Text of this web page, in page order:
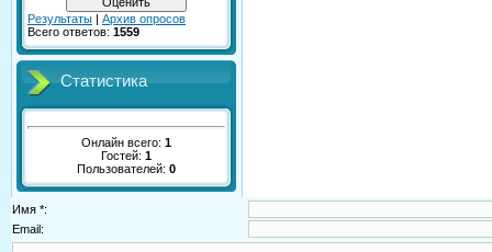
Результаты | Архив опросов
Всего ответов: 1559
Статистика
Онлайн всего: 1
Гостей: 1
Пользователей: 0
Имя *:
Email: